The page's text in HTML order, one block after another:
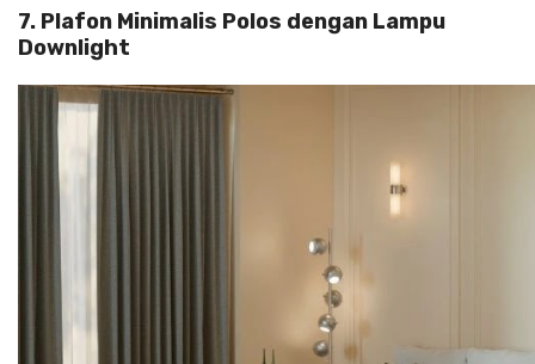
7. Plafon Minimalis Polos dengan Lampu
Downlight